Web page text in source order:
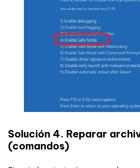
Solución 4. Reparar
(comandos)